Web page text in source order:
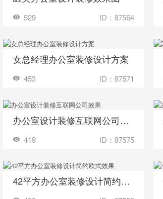
529 ID：87564
收藏 装修成这样要花多少钱？
女总经理办公室装修设计方案
453 ID：87571
收藏 装修成这样要花多少钱？
办公室设计装修互联网公司效果
419 ID：87575
收藏 装修成这样要花多少钱？42平方办公室装修设计简约欧式效果